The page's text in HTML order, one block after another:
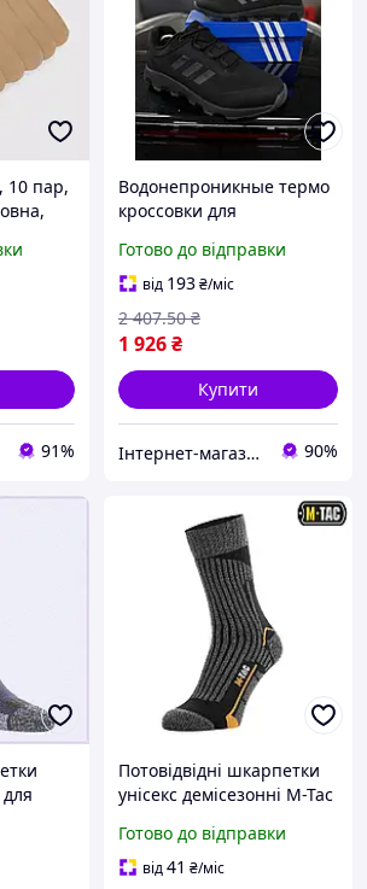
10 пар,
91%
Водонепроникные термо
кроссовки для
Adidas Terrex Voyager с
мембраной и защитным
носком
Готово до відправки
від 193₴/міс
1 926₴
2 407.50 ₴
Купити
Інтернет-магазин Look 100 Clothes 90%
Потовідвідні шкарпетки
унісекс демісезонні M-Tac
чорні, розмір 39-42, для
активного
Готово до відправки
від41 ₴/міс